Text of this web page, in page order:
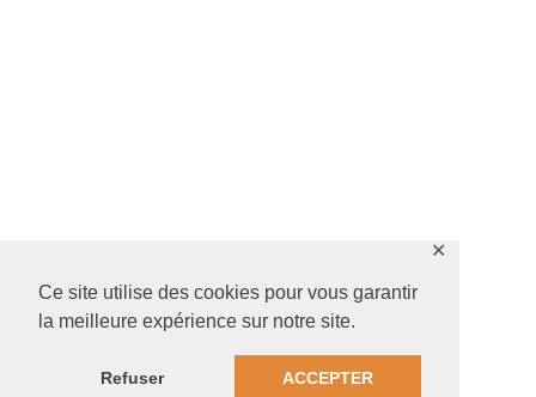
Ce site utilise des cookies pour vous garantir
la meilleure expérience sur notre site.
Refuser ACCEPTER
✕